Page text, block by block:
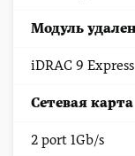
Модуль
iDRAC 9 Express
Сетевая карта
2 port 1Gb/s